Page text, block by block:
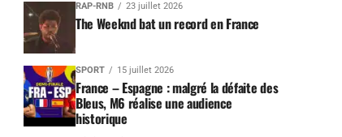
RAP-RNB 23 juillet 2026
The Weeknd bat un record en France
SPORT 15 juillet 2026
France – Espagne : malgré la défaite des
Bleus, M6 réalise une audience
historique